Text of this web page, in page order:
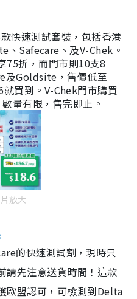
快速測試套裝，包括香港
、Safecare、及V-Chek。
75折，而門市則10支8
及Goldsite，售價低至
買到。V-Chek門市購買
量有限，售完即止。
放大
的快速測試劑，現時只
請先注意送貨時間！這款
歐盟認可，可檢測到Delta